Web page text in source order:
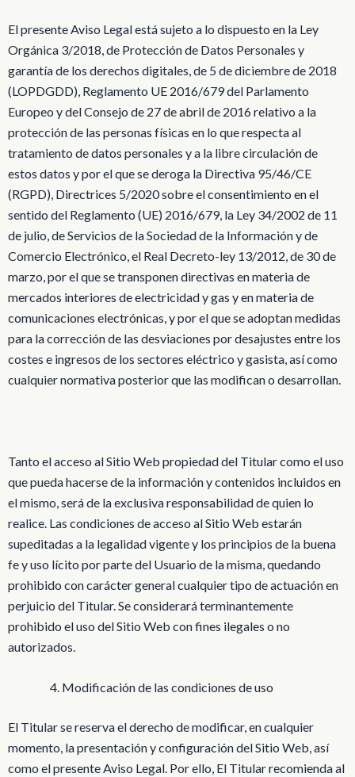
El presente Aviso Legal está sujeto a lo dispuesto en la Ley
Orgánica 3/2018, de Protección de Datos Personales y
garantía de los derechos digitales, de 5 de diciembre de 2018
(LOPDGDD), Reglamento UE 2016/679 del Parlamento
Europeo y del Consejo de 27 de abril de 2016 relativo a la
protección de las personas físicas en lo que respecta al
tratamiento de datos personales y a la libre circulación de
estos datos y por el que se deroga la Directiva 95/46/CE
(RGPD), Directrices 5/2020 sobre el consentimiento en el
sentido del Reglamento (UE) 2016/679, la Ley 34/2002 de 11
de julio, de Servicios de la Sociedad de la Información y de
Comercio Electrónico, el Real Decreto-ley 13/2012, de 30 de
marzo, por el que se transponen directivas en materia de
mercados interiores de electricidad y gas y en materia de
comunicaciones electrónicas, y por el que se adoptan medidas
para la corrección de las desviaciones por desajustes entre los
costes e ingresos de los sectores eléctrico y gasista, así como
cualquier normativa posterior que las modifican o desarrollan.
Tanto el acceso al Sitio Web propiedad del Titular como el uso
que pueda hacerse de la información y contenidos incluidos en
el mismo, será de la exclusiva responsabilidad de quien lo
realice. Las condiciones de acceso al Sitio Web estarán
supeditadas a la legalidad vigente y los principios de la buena
fe y uso lícito por parte del Usuario de la misma, quedando
prohibido con carácter general cualquier tipo de actuación en
perjuicio del Titular. Se considerará terminantemente
prohibido el uso del Sitio Web con fines ilegales o no
autorizados.
Modificación de las condiciones de uso
El Titular se reserva el derecho de modificar, en cualquier
momento, la presentación y configuración del Sitio Web, así
como el presente Aviso Legal. Por ello, El Titular recomienda al